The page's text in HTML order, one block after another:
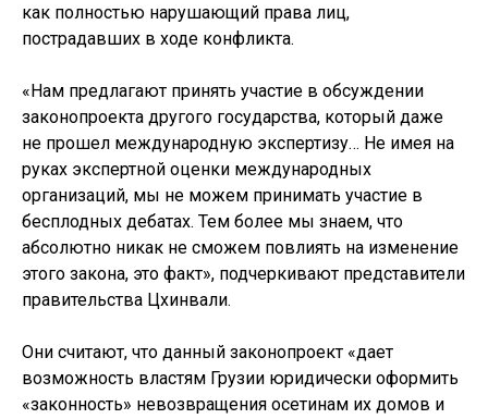
как полностью нарушающий права лиц,
пострадавших в ходе конфликта.
«Нам предлагают принять участие в обсуждении
законопроекта другого государства, который даже
не прошел международную экспертизу… Не имея на
руках экспертной оценки международных
организаций, мы не можем принимать участие в
бесплодных дебатах. Тем более мы знаем, что
абсолютно никак не сможем повлиять на изменение
этого закона, это факт», подчеркивают представители
правительства Цхинвали.
Они считают, что данный законопроект «дает
возможность властям Грузии юридически оформить
«законность» невозвращения осетинам их домов и